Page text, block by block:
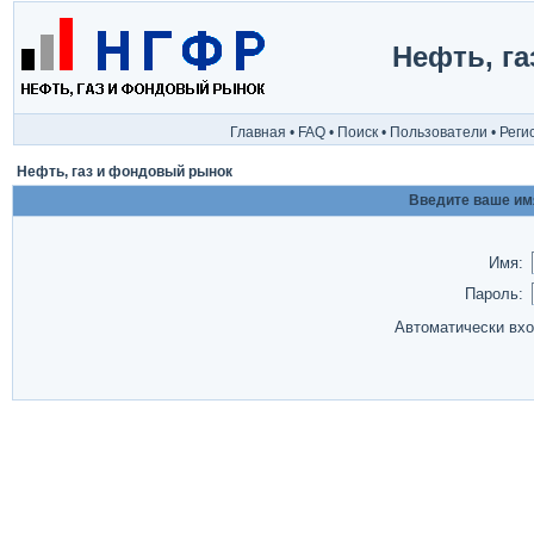
Нефть,
Главная • FAQ • Поиск • Пользователи •
Нефть, газ и фондовый рынок
Введите ваше
Имя:
Пароль:
Автоматически